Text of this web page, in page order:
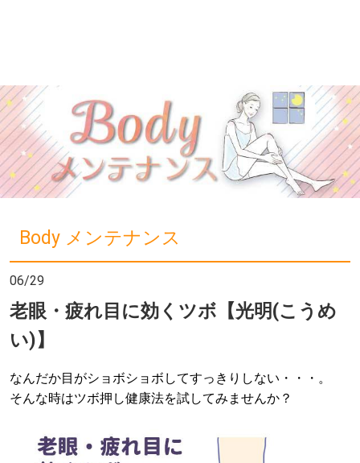
Body メンテナンス
06/29
老眼・疲れ目に効くツボ【光明(こうめ
い)】
なんだか目がショボショボしてすっきりしない・・・。
そんな時はツボ押し健康法を試してみませんか？